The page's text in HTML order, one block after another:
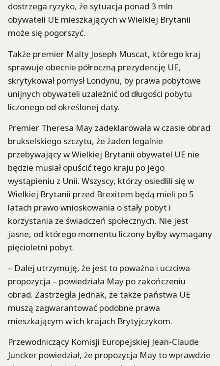
dostrzega ryzyko, że sytuacja ponad 3 mln
obywateli UE mieszkających w Wielkiej Brytanii
może się pogorszyć.
Także premier Malty Joseph Muscat, którego kraj
sprawuje obecnie półroczną prezydencję UE,
skrytykował pomysł Londynu, by prawa pobytowe
unijnych obywateli uzależnić od długości pobytu
liczonego od określonej daty.
Premier Theresa May zadeklarowała w czasie obrad
brukselskiego szczytu, że żaden legalnie
przebywający w Wielkiej Brytanii obywatel UE nie
będzie musiał opuścić tego kraju po jego
wystąpieniu z Unii. Wszyscy, którzy osiedlili się w
Wielkiej Brytanii przed Brexitem będą mieli po 5
latach prawo wnioskowania o stały pobyt i
korzystania ze świadczeń społecznych. Nie jest
jasne, od którego momentu liczony byłby wymagany
pięcioletni pobyt.
– Dalej utrzymuję, że jest to poważna i uczciwa
propozycja – powiedziała May po zakończeniu
obrad. Zastrzegła jednak, że także państwa UE
muszą zagwarantować podobne prawa
mieszkającym w ich krajach Brytyjczykom.
Przewodniczący Komisji Europejskiej Jean-Claude
Juncker powiedział, że propozycja May to wprawdzie